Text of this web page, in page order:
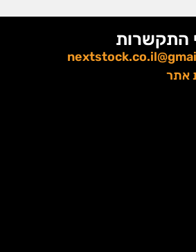
התקשרות
אתר